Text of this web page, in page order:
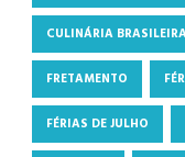
CULINÁRIA
FRETAMENTO
FÉRIAS DE JULHO